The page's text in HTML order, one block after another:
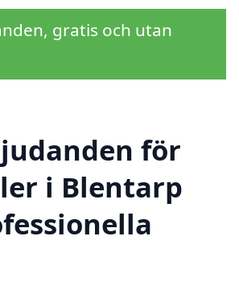
gratis och utan
för
i Blentarp